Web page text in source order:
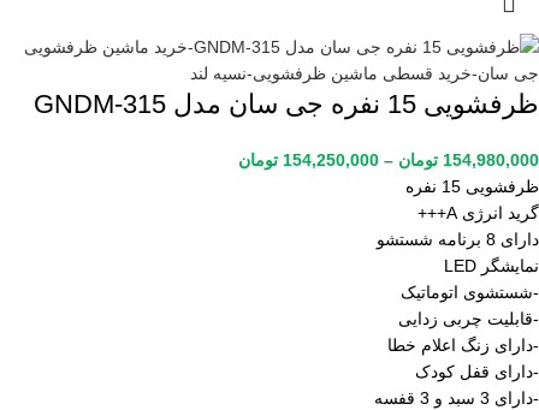
ظرفشویی 15 نفره جی سان مدل GNDM-315
154,980,000 تومان –
154,250,000 تومان
ظرفشویی 15 نفره
گرید انرژی A+++
دارای 8 برنامه شستشو
نمایشگر LED
-شستشوی اتوماتیک
-قابلیت چربی زدایی
-دارای زنگ اعلام خطا
-دارای قفل کودک
-دارای 3 سبد و 3 قفسه